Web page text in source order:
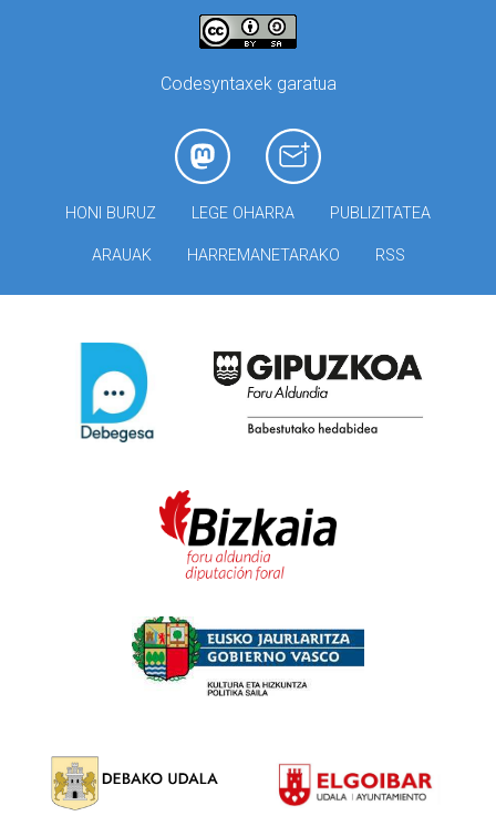
Codesyntaxek garatua
HONI BURUZ LEGE OHARRA PUBLIZITATEA
ARAUAK HARREMANETARAKO RSS